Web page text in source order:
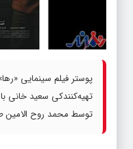
پوستر فیلم سینمایی
تهیه‌کنندکی سعید خانی